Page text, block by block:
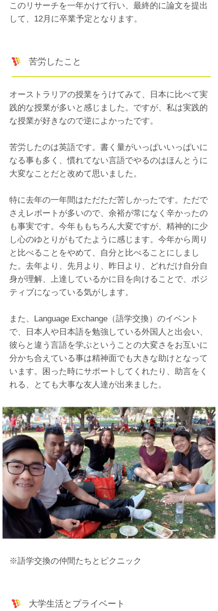
このリサーチを一年かけて行い、最終的に論文を提出
して、12月に卒業予定となります。
苦労したこと
オーストラリアの授業をうけてみて、日本に比べて実
践的な授業が多いと感じました。ですが、私は実践的
な授業が好きなので逆によかったです。
苦労したのは英語です。書く量がいっぱいいっぱいに
なる事も多く、慣れてない言語でやるのはほんとうに
大変なことだと改めて思いました。
特に去年の一年間はただただ苦しかったです。ただで
さえレポートが多いので、余裕が常になく辛かったの
も事実です。今年ももちろん大変ですが、精神的に少
し心のゆとりがもてたように感じます。今年から周り
と比べることをやめて、自分と比べることにしまし
た。去年より、先月より、昨日より、どれだけ自分自
身が理解、上達しているかに目を向けることで、ポジ
ティブになっている気がします。
また、Language Exchange（語学交換）のイベント
で、日本人や日本語を勉強している外国人と出会い、
彼らと違う言語を学ぶということの大変さをお互いに
分かち合えている事は精神面でも大きな助けとなって
います。困った時にサポートしてくれたり、助言をく
れる、とても大事な友人達が出来ました。
※語学交換の仲間たちとピクニック
大学生活とプライベート